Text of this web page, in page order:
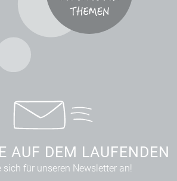
AUF DEM LAUFENDEN
sich für unseren Newsletter an!